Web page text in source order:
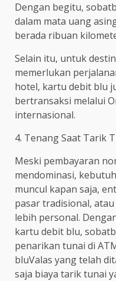
Dengan begitu,
dalam mata uang
berada ribuan
Selain itu, untuk
memerlukan
hotel, kartu debit blu
bertransaksi melalui
internasional.
4. Tenang Saat Tarik
Meski pembayaran
mendominasi,
muncul kapan saja,
pasar tradisional,
lebih personal.
kartu debit blu,
penarikan tunai di
bluValas yang telah
saja biaya tarik tunai